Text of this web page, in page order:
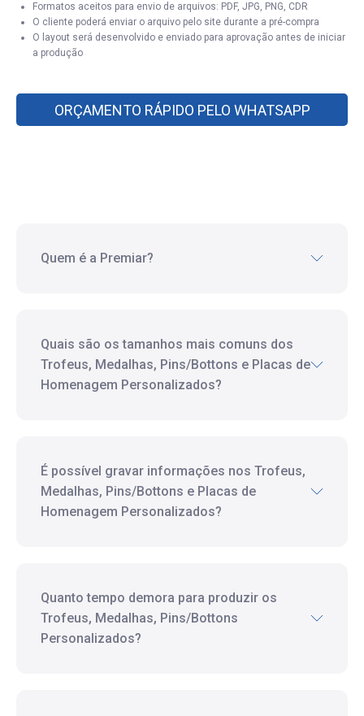
Formatos aceitos para envio de arquivos: PDF, JPG, PNG, CDR
O cliente poderá enviar o arquivo pelo site durante a pré-compra
O layout será desenvolvido e enviado para aprovação antes de iniciar
a produção
ORÇAMENTO RÁPIDO PELO WHATSAPP
Quem é a Premiar?
Quais são os tamanhos mais comuns dos
Trofeus, Medalhas, Pins/Bottons e Placas de
Homenagem Personalizados?
É possível gravar informações nos Trofeus,
Medalhas, Pins/Bottons e Placas de
Homenagem Personalizados?
Quanto tempo demora para produzir os
Trofeus, Medalhas, Pins/Bottons
Personalizados?